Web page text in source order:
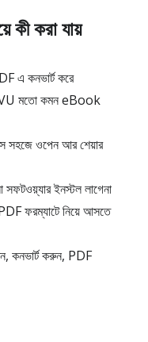
করা যায়
এ কনভার্ট করে
মতো কমন eBook
সহজে ওপেন আর শেয়ার
ইনস্টল লাগেনা
ফরম্যাটে নিয়ে আসতে
কনভার্ট করুন, PDF